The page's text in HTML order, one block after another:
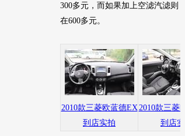
300多元，而如果加上空滤汽滤则
在600多元。
2010款三菱欧蓝德EX
到店实拍
2010款三菱
到店实